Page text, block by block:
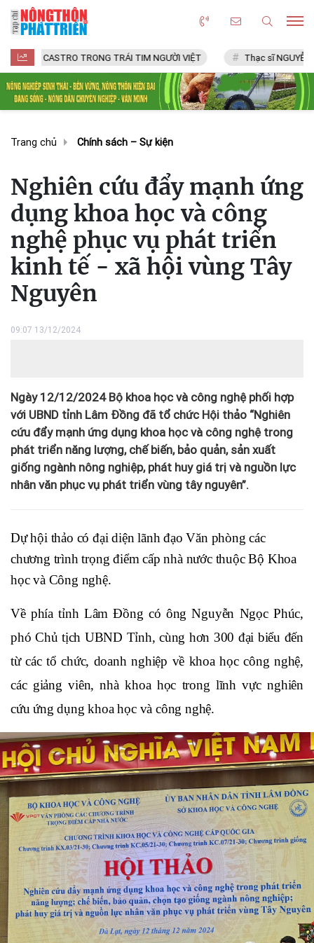
TRONG TRÁI TIM NGƯỜI VIỆT Thạc sĩ NGUYỄN VĂN CHÍ
Trang chủ Chính sách – Sự kiện
Nghiên cứu đẩy mạnh ứng
dụng khoa học và công
nghệ phục vụ phát triển
kinh tế - xã hội vùng Tây
Nguyên
09:07 13/12/2024
Ngày 12/12/2024 Bộ khoa học và công nghệ phối hợp
với UBND tỉnh Lâm Đồng đã tổ chức Hội thảo “Nghiên
cứu đẩy mạnh ứng dụng khoa học và công nghệ trong
phát triển năng lượng, chế biến, bảo quản, sản xuất
giống ngành nông nghiệp, phát huy giá trị và nguồn lực
nhân văn phục vụ phát triển vùng tây nguyên”.
Dự hội thảo có đại diện lãnh đạo Văn phòng các
chương trình trọng điểm cấp nhà nước thuộc Bộ Khoa
học và Công nghệ.
Về phía tỉnh Lâm Đồng có ông Nguyễn Ngọc Phúc,
phó Chủ tịch UBND Tỉnh, cùng hơn 300 đại biểu đến
từ các tổ chức, doanh nghiệp về khoa học công nghệ,
các giảng viên, nhà khoa học trong lĩnh vực nghiên
cứu ứng dụng khoa học và công nghệ.